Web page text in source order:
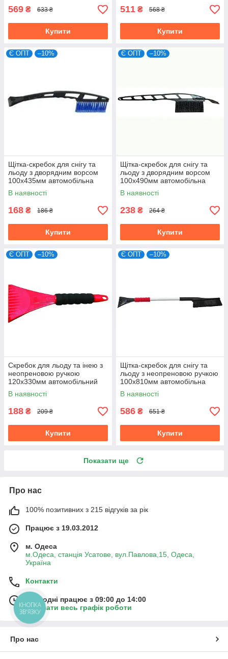
569 ₴ 633 ₴
Купити
511 ₴ 568 ₴
Купити
Є ОПТ –10%
Щітка-скребок для снігу та
льоду з дворядним ворсом
100х435мм автомобільна
Technics (52-802)
В наявності
168 ₴ 186 ₴
Купити
Є ОПТ –10%
Щітка-скребок для снігу та
льоду з дворядним ворсом
100х490мм автомобільна
Technics (52-802-1)
В наявності
238 ₴ 264 ₴
Купити
Є ОПТ –10%
Скребок для льоду та інею з
неопреновою ручкою
120х330мм автомобільний
Technics (52-806)
В наявності
188 ₴ 209 ₴
Купити
Є ОПТ –10%
Щітка-скребок для снігу та
льоду з неопреновою ручкою
100х810мм автомобільна
Technics (52-807)
В наявності
586 ₴ 651 ₴
Купити
Показати ще
Про нас
100% позитивних з 215 відгуків за рік
Працює з 19.03.2012
м. Одеса
м.Одеса, станція Усатове, вул.Павлова,15, Одеса,
Україна
Контакти
Сьогодні працює з 09:00 до 14:00
Показати весь графік роботи
Про нас
КНОПКА
ЗВ'ЯЗКУ